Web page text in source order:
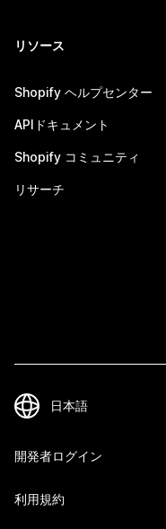
リソース
Shopify ヘルプセンター
APIドキュメント
Shopify コミュニティ
リサーチ
開発者ログイン
利用規約